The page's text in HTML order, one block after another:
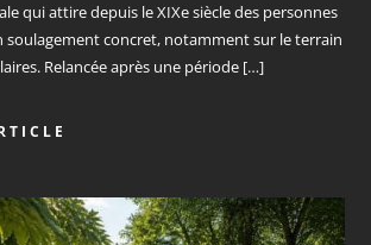
qui attire depuis le XIXe siècle des personnes
soulagement concret, notamment sur le terrain
Relancée après une période […]